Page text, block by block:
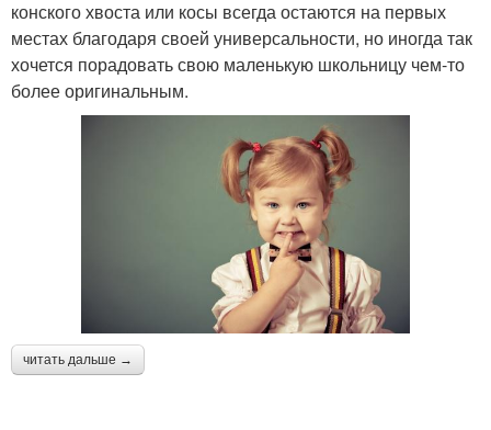
конского хвоста или косы всегда остаются на первых
местах благодаря своей универсальности, но иногда так
хочется порадовать свою маленькую школьницу чем-то
более оригинальным.
читать дальше →